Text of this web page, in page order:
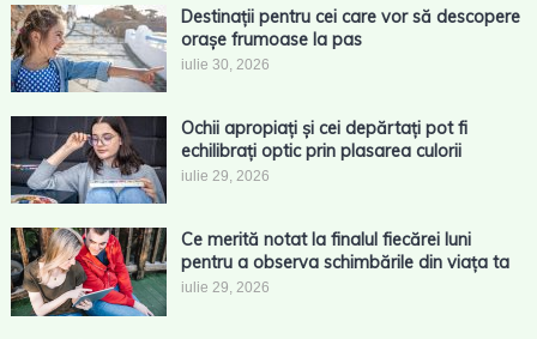
Destinații pentru cei care vor să descopere
orașe frumoase la pas
iulie 30, 2026
Ochii apropiați și cei depărtați pot fi
echilibrați optic prin plasarea culorii
iulie 29, 2026
Ce merită notat la finalul fiecărei luni
pentru a observa schimbările din viața ta
iulie 29, 2026